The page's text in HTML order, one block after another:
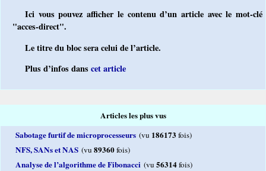
Ici vous pouvez afficher le contenu d’un article avec le mot-clé
"acces-direct".
Le titre du bloc sera celui de l’article.
Plus d’infos danscet article
Articles les plus vus
Sabotage furtif de microprocesseurs (vu 186173 fois)
NFS, SANs et NAS (vu 89360fois)
Analyse de l’algorithme de Fibonacci (vu 56314fois)